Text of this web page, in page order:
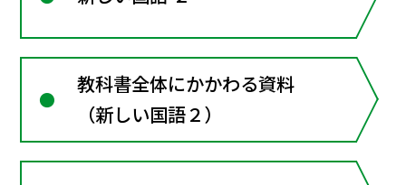
教科書全体にかかわる資料
（新しい国語２）